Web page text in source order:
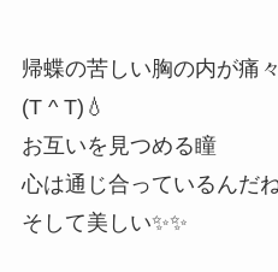
帰蝶の苦しい胸の内が痛
(T ^ T)💧
お互いを見つめる瞳
心は通じ合っているんだ
そして美しい✨✨